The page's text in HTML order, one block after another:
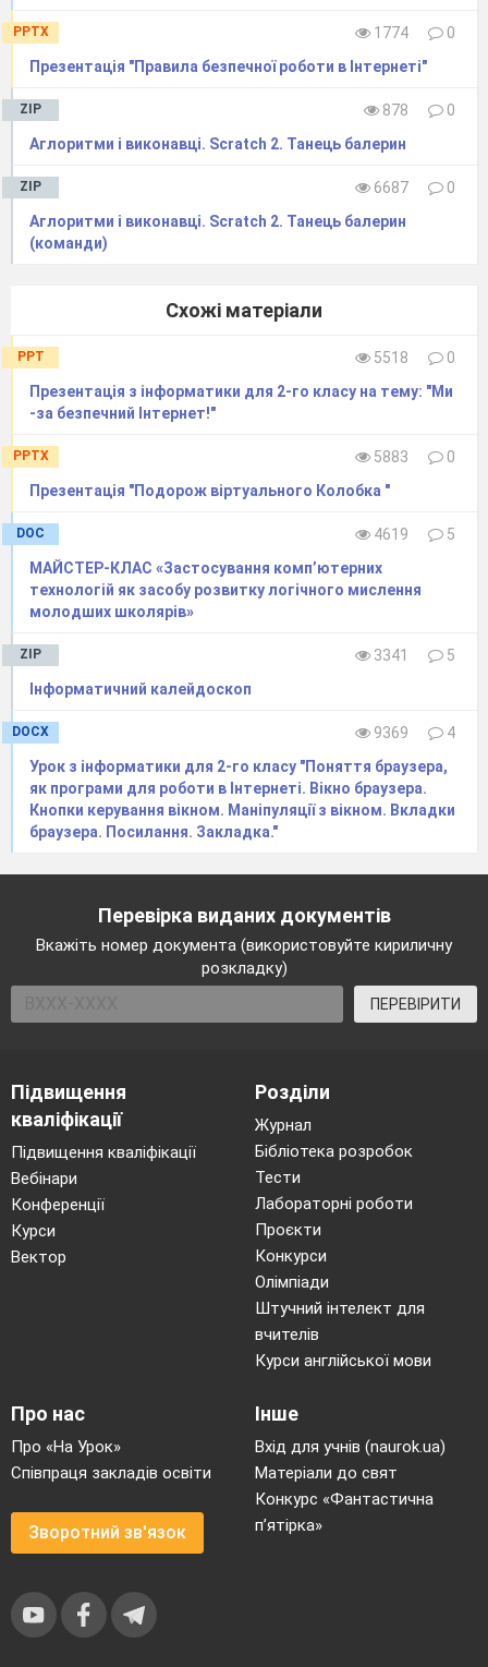
PPTX 1774
0
Презентація "Правила безпечної роботи в Інтернеті"
ZIP 878
0
Аглоритми і виконавці. Scratch 2. Танець балерин
ZIP 6687
0
Аглоритми і виконавці. Scratch 2. Танець балерин
(команди)
Схожі матеріали
PPT 5518
0
Презентація з інформатики для 2-го класу на тему: "Ми
-за бeзпeчний Інтeрнeт!"
PPTX 5883
0
Презентація "Подорож віртуального Колобка "
DOC 4619
5
МАЙСТЕР-КЛАС «Застосування комп’ютерних
технологій як засобу розвитку логічного мислення
молодших школярів»
ZIP 3341
5
Інформатичний калейдоскоп
DOCX 9369
4
Урок з інформатики для 2-го класу "Поняття браузера,
як програми для роботи в Інтернеті. Вікно браузера.
Кнопки керування вікном. Маніпуляції з вікном. Вкладки
браузера. Посилання. Закладка."
Перевірка виданих документів
Вкажіть номер документа (використовуйте кириличну
розкладку)
ПЕРЕВІРИТИ
Підвищення
кваліфікації
Підвищення кваліфікації
Вебінари
Конференції
Курси
Вектор
Розділи
Журнал
Бібліотека розробок
Тести
Лабораторні роботи
Проєкти
Конкурси
Олімпіади
Штучний інтелект для
вчителів
Курси англійської мови
Про нас
Про «На Урок»
Співпраця закладів освіти
Зворотний зв'язок
Інше
Вхід для учнів (naurok.ua)
Матеріали до свят
Конкурс «Фантастична
п’ятірка»